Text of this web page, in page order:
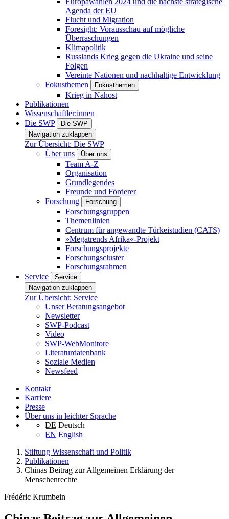
Agenda der EU
Flucht und Migration
Foresight: Vorausschau auf mögliche
Überraschungen
Klimapolitik
Russlands Krieg gegen die Ukraine und seine
Folgen
Vereinte Nationen und nachhaltige Entwicklung
Fokusthemen
Fokusthemen
Krieg in Nahost
Publikationen
Wissenschaftler:innen
Die SWP
Die SWP
Navigation zuklappen
Zur Übersicht: Die SWP
Über uns
Über uns
Team A-Z
Organisation
Grundlegendes
Freunde und Förderer
Forschung
Forschung
Forschungsgruppen
Themenlinien
Centrum für angewandte Türkeistudien (CATS)
»Megatrends Afrika«-Projekt
Forschungsprojekte
Forschungscluster
Forschungsrahmen
Service
Service
Navigation zuklappen
Zur Übersicht: Service
Unser Beratungsangebot
Newsletter
SWP-Podcast
Video
SWP-WebMonitore
Literaturdatenbank
Soziale Medien
Newsfeed
Kontakt
Karriere
Presse
Über uns in leichter Sprache
DE Deutsch
EN English
Stiftung Wissenschaft und Politik
Publikationen
Chinas Beitrag zur Allgemeinen Erklärung der
Menschenrechte
Frédéric Krumbein